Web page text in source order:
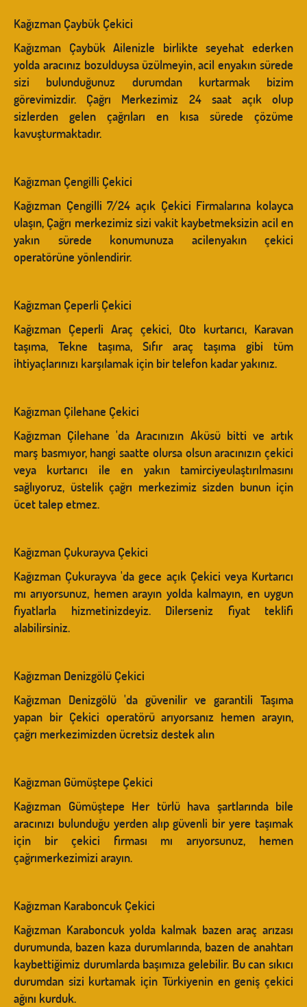
Kağızman Çaybük Çekici
Kağızman Çaybük Ailenizle birlikte seyehat ederken
yolda aracınız bozulduysa üzülmeyin, acil enyakın sürede
sizi bulunduğunuz durumdan kurtarmak bizim
görevimizdir. Çağrı Merkezimiz 24 saat açık olup
sizlerden gelen çağrıları en kısa sürede çözüme
kavuşturmaktadır.
Kağızman Çengilli Çekici
Kağızman Çengilli 7/24 açık Çekici Firmalarına kolayca
ulaşın, Çağrı merkezimiz sizi vakit kaybetmeksizin acil en
yakın sürede konumunuza acilenyakın çekici
operatörüne yönlendirir.
Kağızman Çeperli Çekici
Kağızman Çeperli Araç çekici, Oto kurtarıcı, Karavan
taşıma, Tekne taşıma, Sıfır araç taşıma gibi tüm
ihtiyaçlarınızı karşılamak için bir telefon kadar yakınız.
Kağızman Çilehane Çekici
Kağızman Çilehane 'da Aracınızın Aküsü bitti ve artık
marş basmıyor, hangi saatte olursa olsun aracınızın çekici
veya kurtarıcı ile en yakın tamirciyeulaştırılmasını
sağlıyoruz, üstelik çağrı merkezimiz sizden bunun için
ücet talep etmez.
Kağızman Çukurayva Çekici
Kağızman Çukurayva 'da gece açık Çekici veya Kurtarıcı
mı arıyorsunuz, hemen arayın yolda kalmayın, en uygun
fiyatlarla hizmetinizdeyiz. Dilerseniz fiyat teklifi
alabilirsiniz.
Kağızman Denizgölü Çekici
Kağızman Denizgölü 'da güvenilir ve garantili Taşıma
yapan bir Çekici operatörü arıyorsanız hemen arayın,
çağrı merkezimizden ücretsiz destek alın
Kağızman Gümüştepe Çekici
Kağızman Gümüştepe Her türlü hava şartlarında bile
aracınızı bulunduğu yerden alıp güvenli bir yere taşımak
için bir çekici firması mı arıyorsunuz, hemen
çağrımerkezimizi arayın.
Kağızman Karaboncuk Çekici
Kağızman Karaboncuk yolda kalmak bazen araç arızası
durumunda, bazen kaza durumlarında, bazen de anahtarı
kaybettiğimiz durumlarda başımıza gelebilir. Bu can sıkıcı
durumdan sizi kurtamak için Türkiyenin en geniş çekici
ağını kurduk.